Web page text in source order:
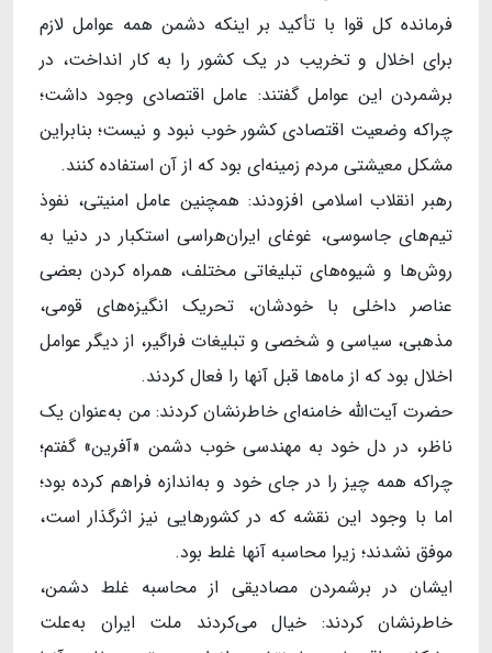
فرمانده کل قوا با تأکید بر اینکه دشمن همه عوامل لازم
برای اخلال و تخریب در یک کشور را به کار انداخت، در
برشمردن این عوامل گفتند: عامل اقتصادی وجود داشت؛
چراکه وضعیت اقتصادی کشور خوب نبود و نیست؛ بنابراین
مشکل معیشتی مردم زمینه‌ای بود که از آن استفاده کنند.
رهبر انقلاب اسلامی افزودند: همچنین عامل امنیتی، نفوذ
تیم‌های جاسوسی، غوغای ایران‌هراسی استکبار در دنیا به
روش‌ها و شیوه‌های تبلیغاتی مختلف، همراه کردن بعضی
عناصر داخلی با خودشان، تحریک انگیزه‌های قومی،
مذهبی، سیاسی و شخصی و تبلیغات فراگیر، از دیگر عوامل
اخلال بود که از ماه‌ها قبل آنها را فعال کردند.
حضرت آیت‌الله خامنه‌ای خاطرنشان کردند: من به‌عنوان یک
ناظر، در دل خود به مهندسی خوب دشمن «آفرین» گفتم؛
چراکه همه چیز را در جای خود و به‌اندازه فراهم کرده بود؛
اما با وجود این نقشه که در کشورهایی نیز اثرگذار است،
موفق نشدند؛ زیرا محاسبه آنها غلط بود.
ایشان در برشمردن مصادیقی از محاسبه غلط دشمن،
خاطرنشان کردند: خیال می‌کردند ملت ایران به‌علت